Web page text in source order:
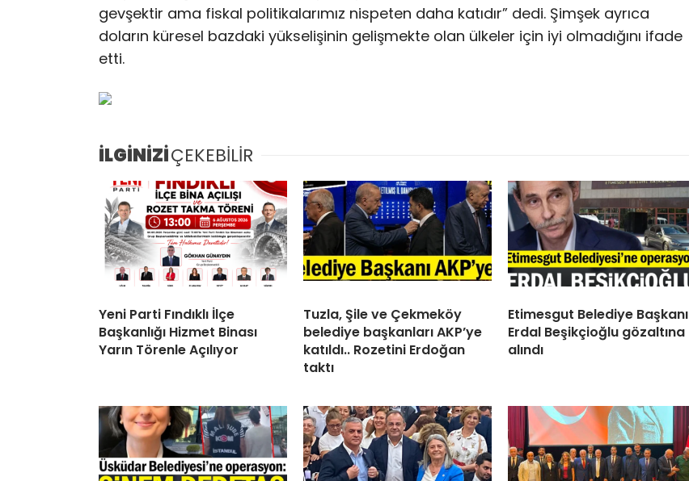
gevşektir ama fiskal politikalarımız nispeten daha katıdır” dedi. Şimşek ayrıca
doların küresel bazdaki yükselişinin gelişmekte olan ülkeler için iyi olmadığını ifade
etti.
İLGİNİZİÇEKEBİLİR
Yeni Parti Fındıklı İlçe
Başkanlığı Hizmet Binası
Yarın Törenle Açılıyor
Tuzla, Şile ve Çekmeköy
belediye başkanları AKP’ye
katıldı.. Rozetini Erdoğan
taktı
Etimesgut Belediye Başkanı
Erdal Beşikçioğlu gözaltına
alındı